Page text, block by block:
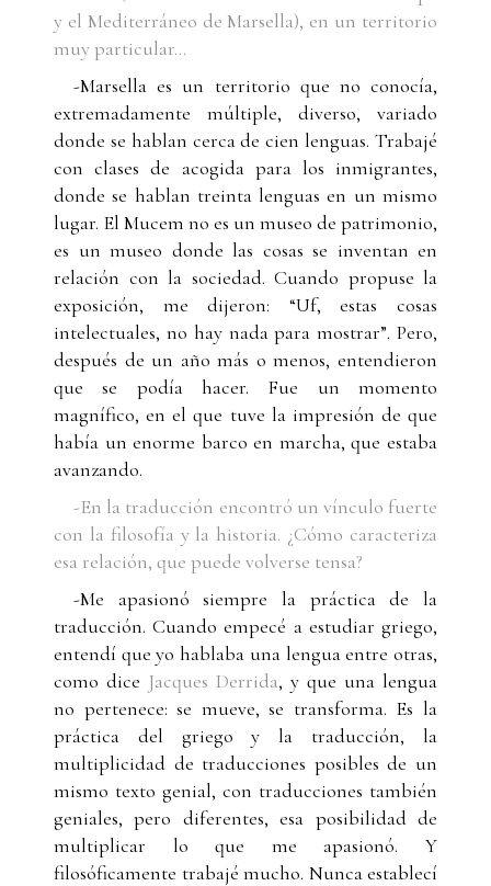
y el Mediterráneo de Marsella), en un territorio
muy particular...
-Marsella es un territorio que no conocía,
extremadamente múltiple, diverso, variado
donde se hablan cerca de cien lenguas. Trabajé
con clases de acogida para los inmigrantes,
donde se hablan treinta lenguas en un mismo
lugar. El Mucem no es un museo de patrimonio,
es un museo donde las cosas se inventan en
relación con la sociedad. Cuando propuse la
exposición, me dijeron: “Uf, estas cosas
intelectuales, no hay nada para mostrar”. Pero,
después de un año más o menos, entendieron
que se podía hacer. Fue un momento
magnífico, en el que tuve la impresión de que
había un enorme barco en marcha, que estaba
avanzando.
-En la traducción encontró un vínculo fuerte
con la filosofía y la historia. ¿Cómo caracteriza
esa relación, que puede volverse tensa?
-Me apasionó siempre la práctica de la
traducción. Cuando empecé a estudiar griego,
entendí que yo hablaba una lengua entre otras,
como dice Jacques Derrida, y que una lengua
no pertenece: se mueve, se transforma. Es la
práctica del griego y la traducción, la
multiplicidad de traducciones posibles de un
mismo texto genial, con traducciones también
geniales, pero diferentes, esa posibilidad de
multiplicar lo que me apasionó. Y
filosóficamente trabajé mucho. Nunca establecí